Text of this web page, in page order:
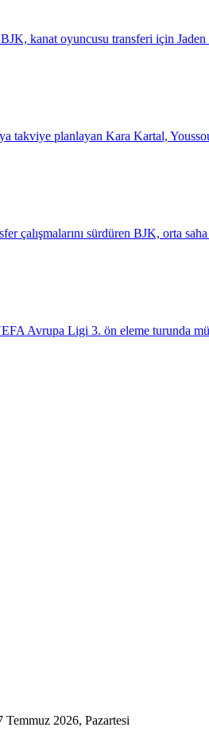
BJK, kanat oyuncusu transferi için
takviye planlayan Kara Kartal,
çalışmalarını sürdüren BJK, orta
Avrupa Ligi 3. ön eleme turunda
Temmuz 2026, Pazartesi